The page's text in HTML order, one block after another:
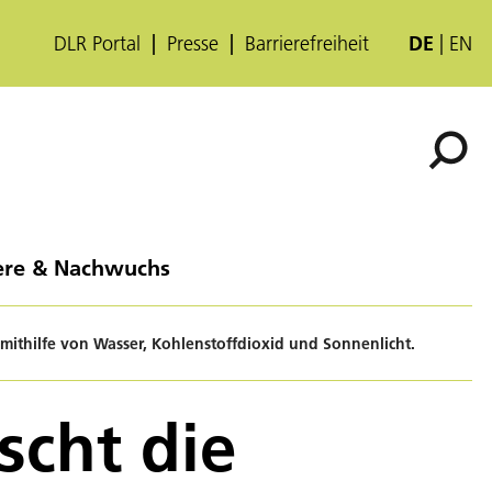
DLR Portal Presse Barrierefreiheit DE EN
& Nachwuchs
von Wasser, Kohlenstoffdioxid und Sonnenlicht.
die